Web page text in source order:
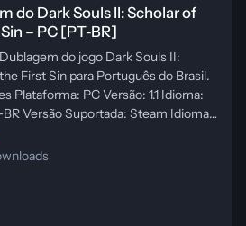
do Dark Souls II: Scholar of
– PC [PT‑BR]
do jogo Dark Souls II:
First Sin para Português do Brasil.
Plataforma: PC Versão: 1.1 Idioma:
Versão Suportada: Steam Idioma
Lançamento: 23/04/2025
24/04/2025 Tamanho: 469 MB